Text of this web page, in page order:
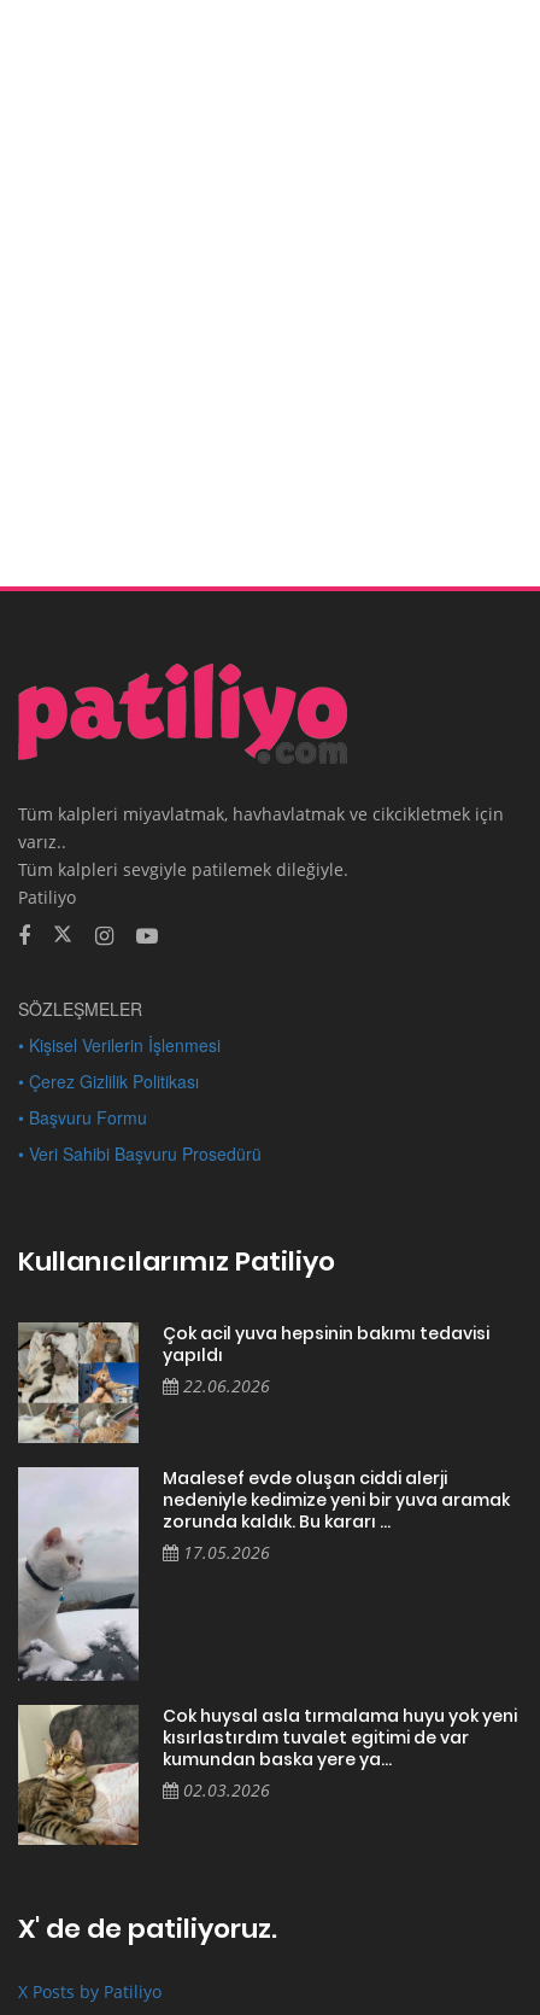
Tüm kalpleri miyavlatmak, havhavlatmak ve cikcikletmek için
varız..
Tüm kalpleri sevgiyle patilemek dileğiyle.
Patiliyo
SÖZLEŞMELER
• Kişisel Verilerin İşlenmesi
• Çerez Gizlilik Politikası
• Başvuru Formu
• Veri Sahibi Başvuru Prosedürü
Kullanıcılarımız Patiliyo
Çok acil yuva hepsinin bakımı tedavisi
yapıldı
22.06.2026
Maalesef evde oluşan ciddi alerji
nedeniyle kedimize yeni bir yuva aramak
zorunda kaldık. Bu kararı ...
17.05.2026
Cok huysal asla tırmalama huyu yok yeni
kısırlastırdım tuvalet egitimi de var
kumundan baska yere ya...
02.03.2026
X' de de patiliyoruz.
X Posts by Patiliyo